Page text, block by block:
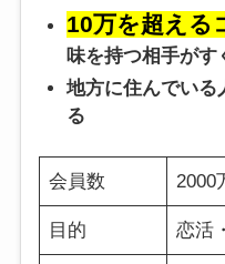
10万を超える
味を持つ相手がす
地方に住んでいる
る
会員数 2000
目的 恋活